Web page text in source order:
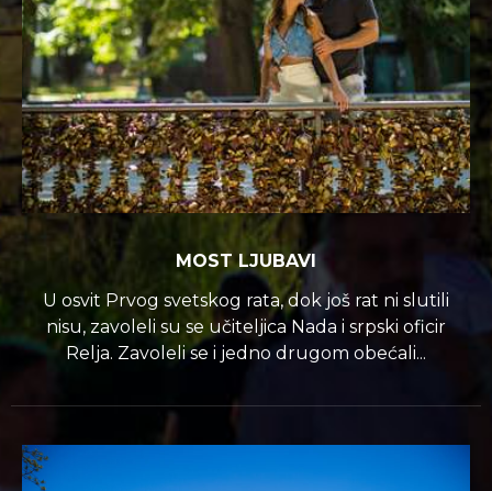
MOST LJUBAVI
U osvit Prvog svetskog rata, dok još rat ni slutili
nisu, zavoleli su se učiteljica Nada i srpski oficir
Relja. Zavoleli se i jedno drugom obećali...